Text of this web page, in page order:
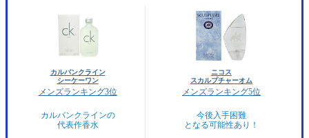
カルバンクライン
シーケーワン
メンズランキング3位
カルバンクラインの
代表作香水
ニコス
スカルプチャーオム
メンズランキング5位
今後入手困難
となる可能性あり！